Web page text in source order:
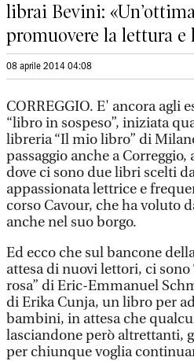
librai Bevini:
promuovere la lettura e
08 aprile 2014 04:08
CORREGGIO. E' ancora agli
“libro in sospeso”, iniziata
libreria “Il mio libro” di
passaggio anche a
dove ci sono due libri scelti
appassionata lettrice e
corso Cavour, che ha voluto
anche nel suo borgo.
Ed ecco che sul bancone
attesa di nuovi lettori, ci sono
rosa” di Eric-Emmanuel
di Erika Cunja, un libro per
bambini, in attesa che
lasciandone però altrettanti,
per chiunque voglia